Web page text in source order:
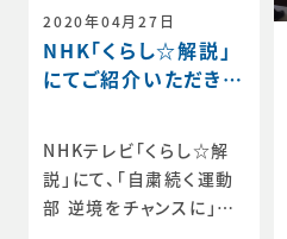
2020年04月27日
NHK「くらし☆解説」
にてご紹介いただきま
NHKテレビ「くらし☆解
説」にて、「自粛続く運動
部 逆境をチャンスに」と